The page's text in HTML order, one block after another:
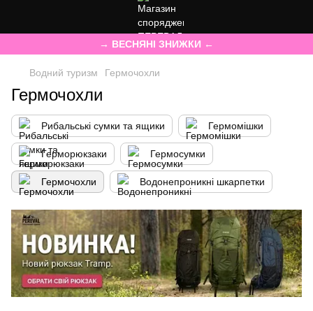
→ ВЕСНЯНІ ЗНИЖКИ ←
Водний туризм Гермочохли
Гермочохли
Рибальські сумки та ящики Гермомішки
Герморюкзаки Гермосумки
Гермочохли Водонепроникні шкарпетки